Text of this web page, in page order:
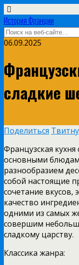
История Франции
06.09.2025
сладкие
Поделиться
Французская
основными
разнообразием
собой настоящие
сочетание вкусов,
качество
одними из самых
совершим
сладкому царству.
Классика жанра: